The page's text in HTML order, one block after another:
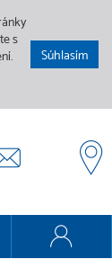
s
Súhlasím